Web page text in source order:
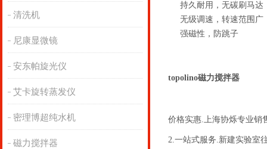
清洗机
尼康显微镜
安东帕旋光仪
艾卡旋转蒸发仪
密理博超纯水机
磁力搅拌器
持久耐用，无碳刷马达
无级调速，转速范围广
强磁性，防跳子
topolino磁力搅拌器
价格实惠.上海协烁专业销
2.一站式服务.新建实验室